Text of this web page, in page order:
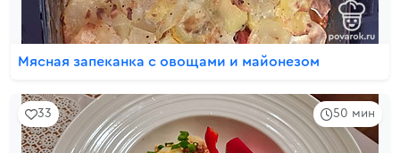
Мясная запеканка с овощами и майонезом
50 мин
33